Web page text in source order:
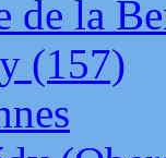
de la
(157)